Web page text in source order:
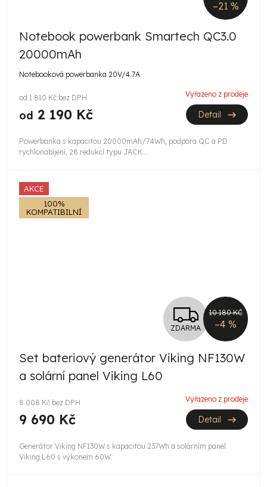
–21 %
Notebook powerbank Smartech QC3.0
20000mAh
Notebooková powerbanka 20V/4.7A
od 1 810 Kč bez DPH
od 2 190 Kč
Vyřazeno z prodeje
Detail
Powerbanka s kapacitou 20000mAh/74Wh, podpora QC a PD
rychlonabíjení, 28 redukcí typu JACK...
AKCE
100%
KOMPATIBILNÍ
Z
D
A
M
A
ZDARMA
10 180 KČ
–4 %
Set bateriový generátor Viking NF130W
a solární panel Viking L60
8 008 Kč bez DPH
9 690 Kč
Vyřazeno z prodeje
Detail
Generátor Viking NF130W s kapacitou 237Wh a solárním panel
Viking L60 s výkonem 60W.